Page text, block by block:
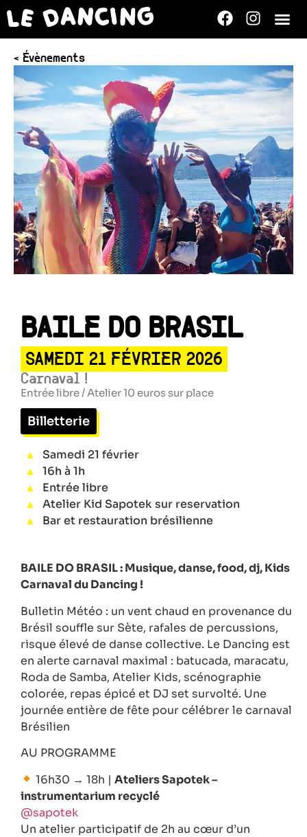
< Évènements
BAILE DO BRASIL
SAMEDI 21 FÉVRIER 2026
Carnaval !
Entrée libre / Atelier 10 euros sur place
Billetterie
Samedi 21 février
16h à 1h
Entrée libre
Atelier Kid Sapotek sur reservation
Bar et restauration brésilienne
BAILE DO BRASIL : Musique, danse, food, dj, Kids
Carnaval du Dancing !
Bulletin Météo : un vent chaud en provenance du
Brésil souffle sur Sète, rafales de percussions,
risque élevé de danse collective. Le Dancing est
en alerte carnaval maximal : batucada, maracatu,
Roda de Samba, Atelier Kids, scénographie
colorée, repas épicé et DJ set survolté. Une
journée entière de fête pour célébrer le carnaval
Brésilien
AU PROGRAMME
16h30 → 18h |Ateliers Sapotek –
instrumentarium recyclé
@sapotek
Un atelier participatif de 2h au cœur d’un